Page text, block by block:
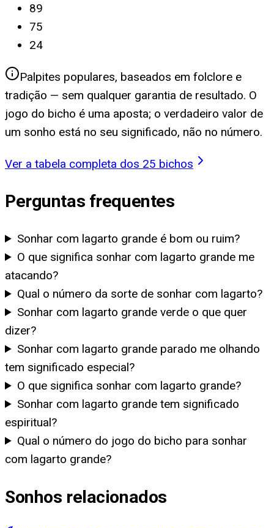
89
75
24
Palpites populares, baseados em folclore e
tradição — sem qualquer garantia de resultado. O
jogo do bicho é uma aposta; o verdadeiro valor de
um sonho está no seu significado, não no número.
Ver a tabela completa dos 25 bichos
Perguntas frequentes
Sonhar com lagarto grande é bom ou ruim?
O que significa sonhar com lagarto grande me
atacando?
Qual o número da sorte de sonhar com lagarto?
Sonhar com lagarto grande verde o que quer
dizer?
Sonhar com lagarto grande parado me olhando
tem significado especial?
O que significa sonhar com lagarto grande?
Sonhar com lagarto grande tem significado
espiritual?
Qual o número do jogo do bicho para sonhar
com lagarto grande?
Sonhos relacionados